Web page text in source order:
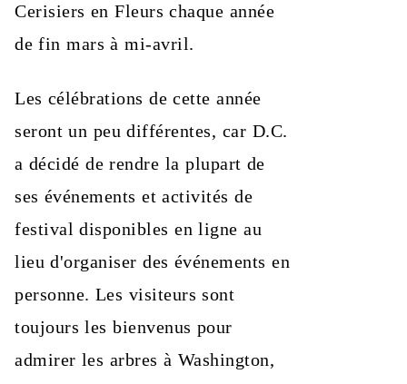
Cerisiers en Fleurs chaque année
de fin mars à mi-avril.
Les célébrations de cette année
seront un peu différentes, car D.C.
a décidé de rendre la plupart de
ses événements et activités de
festival disponibles en ligne au
lieu d'organiser des événements en
personne. Les visiteurs sont
toujours les bienvenus pour
admirer les arbres à Washington,